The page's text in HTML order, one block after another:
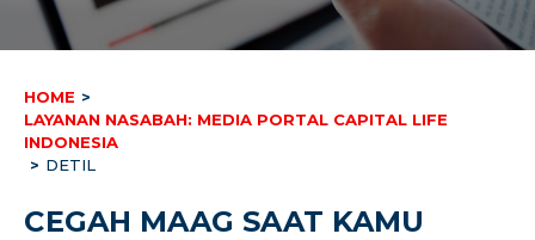
HOME >
LAYANAN NASABAH: MEDIA PORTAL CAPITAL LIFE
INDONESIA
> DETIL
CEGAH MAAG SAAT KAMU